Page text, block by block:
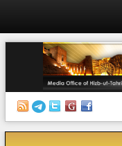
الرئيسية
إصدارات
أنشطة وفعاليات